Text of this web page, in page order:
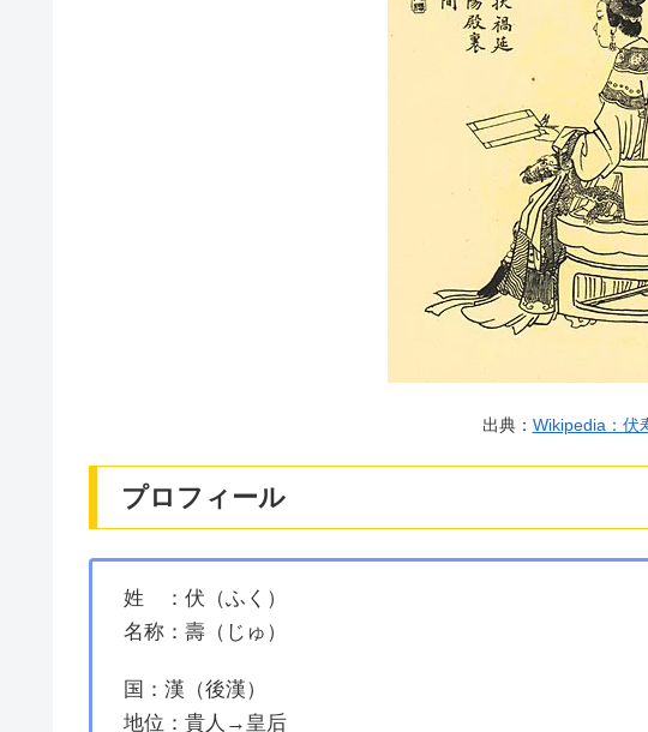
出典： Wikipedia：伏
プロフィール
姓 ：伏（ふく）
名称：壽（じゅ）
国：漢（後漢）
地位：貴人→皇后